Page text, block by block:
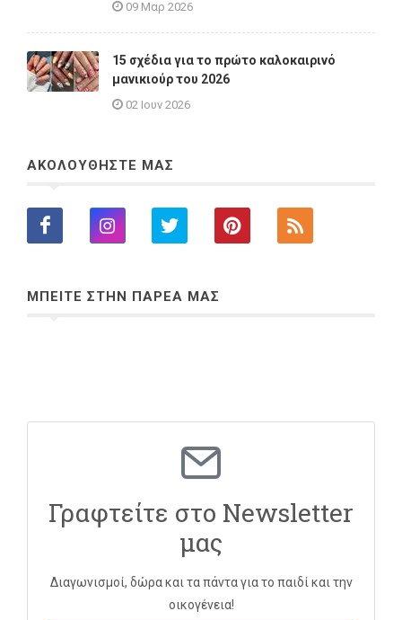
09 Μαρ 2026
15 σχέδια για το πρώτο καλοκαιρινό
μανικιούρ του 2026
02 Ιουν 2026
ΑΚΟΛΟΥΘΗΣΤΕ ΜΑΣ
ΜΠΕΙΤΕ ΣΤΗΝ ΠΑΡΕΑ ΜΑΣ
Γραφτείτε στο Newsletter
μας
Διαγωνισμοί, δώρα και τα πάντα για το παιδί και την
οικογένεια!